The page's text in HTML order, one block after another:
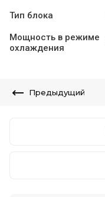
Тип блока
Мощность в режиме
охлаждения
Предыдущий